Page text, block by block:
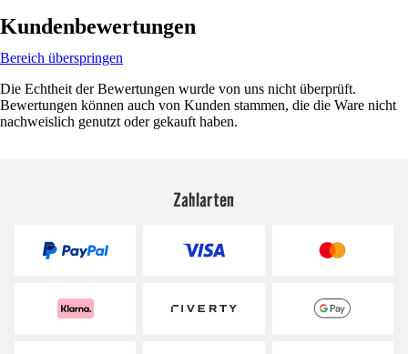
Kundenbewertungen
Bereich überspringen
Die Echtheit der Bewertungen wurde von uns nicht überprüft.
Bewertungen können auch von Kunden stammen, die die Ware nicht
nachweislich genutzt oder gekauft haben.
Zahlarten